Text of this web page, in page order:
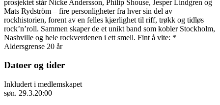
prosjektet står Nicke Andersson, Philip Shouse, Jesper Lindgren og
Mats Rydström – fire personligheter fra hver sin del av
rockhistorien, forent av en felles kjærlighet til riff, trøkk og tidløs
rock’n’roll. Sammen skaper de et unikt band som kobler Stockholm,
Nashville og hele rockverdenen i ett smell. Fint å vite: *
Aldersgrense 20 år
Datoer og tider
Inkludert i medlemskapet
søn. 29.3.20:00